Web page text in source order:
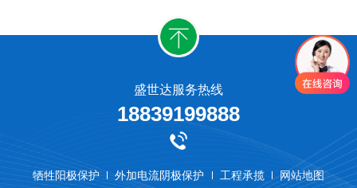
盛世达服务热线
18839199888
牺牲阳极保护 外加电流阴极保护 工程承揽 网站地图